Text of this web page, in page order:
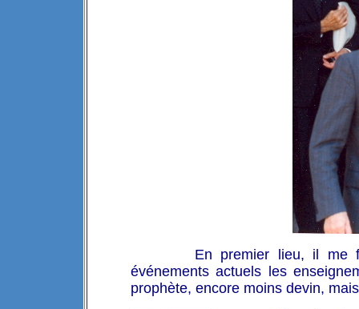
En premier lieu, il me
événements actuels les
prophète, encore moins devin,